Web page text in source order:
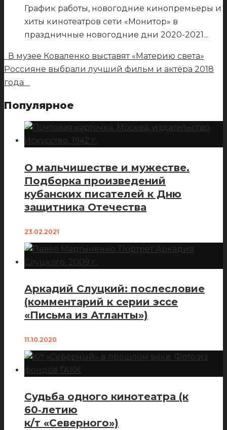
График работы, новогодние кинопремьеры и
хиты кинотеатров сети «Монитор» в
праздничные новогодние дни 2020-2021 ...
В музее Коваленко выставят «Материю света»
Россияне выбрали лучший фильм и актёра 2018
года
Популярное
О мальчишестве и мужестве.
Подборка произведений
кубанских писателей к Дню
защитника Отечества
23.02.2021
Аркадий Слуцкий: послесловие
(комментарий к серии эссе
«Письма из Атланты»)
11.10.2020
Судьба одного кинотеатра (к
60‑летию
к/т «Северного»)